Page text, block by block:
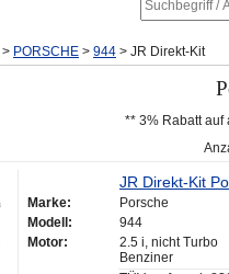
> PORSCHE > 944 > JR Direkt-Kit
** 3% Rabatt auf
JR Direkt-Kit
Marke:
Porsche
Modell:
944
Motor:
2.5 i, nicht Turbo
Benziner